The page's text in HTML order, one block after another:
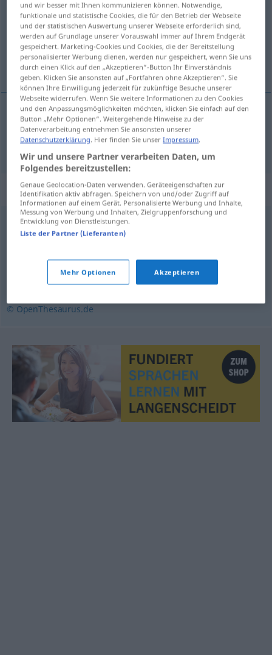
Übersicht aller Übersetzungen
(Für mehr Details die Übersetzung anklicken/antippen)
kritiek
kritiek Kritik
Synonyme für "Kritik"
Beanstandung
Besprechung,Urteil,Rezension,Einschätzung,
Beurteilung (Hauptform)
Durchsicht
© OpenThesaurus.de
und wir besser mit Ihnen kommunizieren können. Notwendige,
funktionale und statistische Cookies, die für den Betrieb der Webseite
und der statistischen Auswertung unserer Webseite erforderlich sind,
werden auf Grundlage unserer Vorauswahl immer auf Ihrem Endgerät
gespeichert. Marketing-Cookies und Cookies, die der Bereitstellung
personalisierter Werbung dienen, werden nur gespeichert, wenn Sie uns
durch einen Klick auf den „Akzeptieren“-Button Ihr Einverständnis
geben. Klicken Sie ansonsten auf „Fortfahren ohne Akzeptieren“. Sie
können Ihre Einwilligung jederzeit für zukünftige Besuche unserer
Webseite widerrufen. Wenn Sie weitere Informationen zu den Cookies
und den Anpassungsmöglichkeiten möchten, klicken Sie einfach auf den
Button „Mehr Optionen“. Weitergehende Hinweise zu der
Datenverarbeitung entnehmen Sie ansonsten unserer
Datenschutzerklärung. Hier finden Sie unserImpressum.
Wir und unsere Partner verarbeiten Daten, um
Folgendes bereitzustellen:
Genaue Geolocation-Daten verwenden. Geräteeigenschaften zur
Identifikation aktiv abfragen. Speichern von und/oder Zugriff auf
Informationen auf einem Gerät. Personalisierte Werbung und Inhalte,
Messung von Werbung und Inhalten, Zielgruppenforschung und
Entwicklung von Dienstleistungen.
Liste der Partner (Lieferanten)
Mehr Optionen Akzeptieren